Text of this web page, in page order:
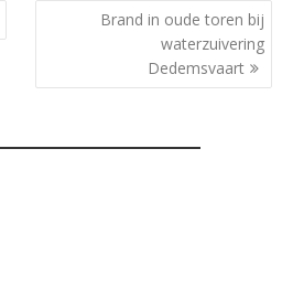
Brand in oude toren bij
waterzuivering
Dedemsvaart